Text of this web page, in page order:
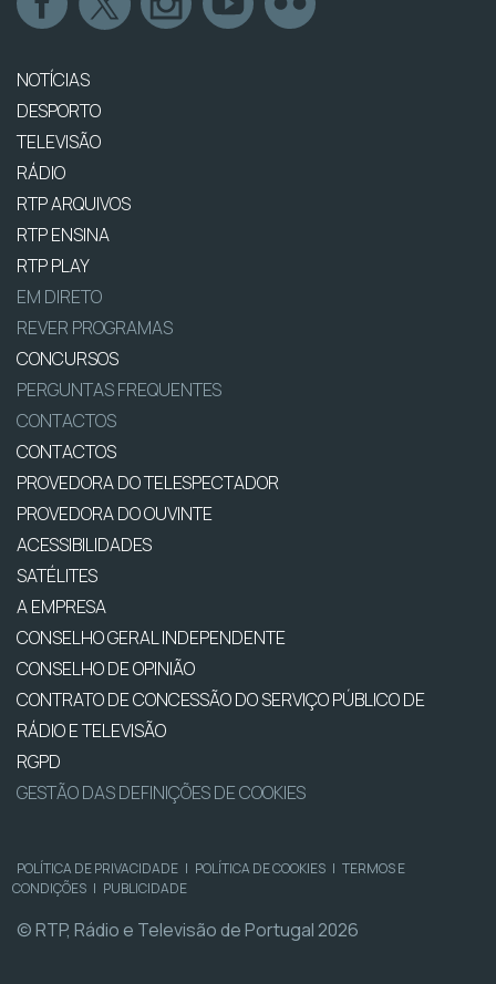
NOTÍCIAS
DESPORTO
TELEVISÃO
RÁDIO
RTP ARQUIVOS
RTP ENSINA
RTP PLAY
EM DIRETO
REVER PROGRAMAS
CONCURSOS
PERGUNTAS FREQUENTES
CONTACTOS
CONTACTOS
PROVEDORA DO TELESPECTADOR
PROVEDORA DO OUVINTE
ACESSIBILIDADES
SATÉLITES
A EMPRESA
CONSELHO GERAL INDEPENDENTE
CONSELHO DE OPINIÃO
CONTRATO DE CONCESSÃO DO SERVIÇO PÚBLICO DE
RÁDIO E TELEVISÃO
RGPD
GESTÃO DAS DEFINIÇÕES DE COOKIES
POLÍTICA DE PRIVACIDADE | POLÍTICA DE COOKIES | TERMOS E
CONDIÇÕES | PUBLICIDADE
© RTP, Rádio e Televisão de Portugal 2026